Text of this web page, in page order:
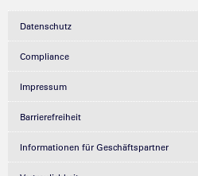
Datenschutz
Compliance
Impressum
Barrierefreiheit
Informationen für Geschäftspartner